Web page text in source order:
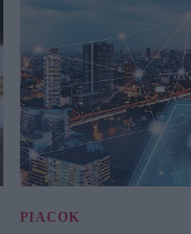
PIACOK